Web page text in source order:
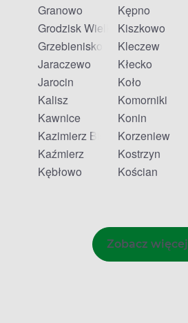
Granowo
Grodzisk Wielkopolski
Grzebienisko
Jaraczewo
Jarocin
Kalisz
Kawnice
Kazimierz Biskupi
Kaźmierz
Kębłowo
Kępno
Kiszkowo
Kleczew
Kłecko
Koło
Komorniki
Konin
Korzeniew
Kostrzyn
Kościan
Zobacz więcej